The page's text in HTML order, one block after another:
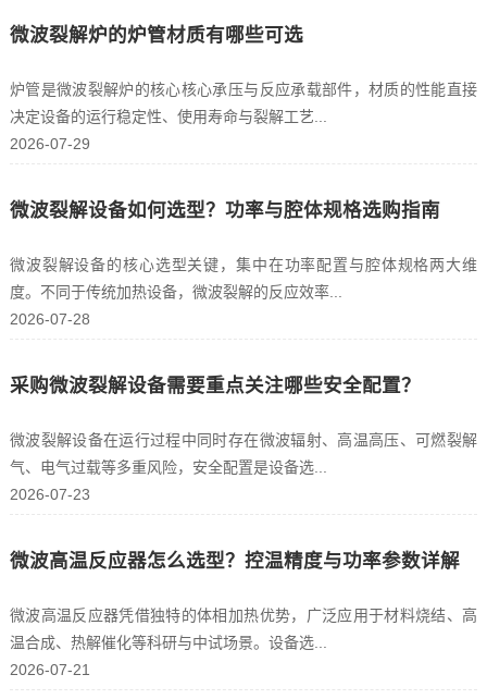
微波裂解炉的炉管材质有哪些可选
炉管是微波裂解炉的核心核心承压与反应承载部件，材质的性能直接
决定设备的运行稳定性、使用寿命与裂解工艺...
2026-07-29
微波裂解设备如何选型？功率与腔体规格选购指南
微波裂解设备的核心选型关键，集中在功率配置与腔体规格两大维
度。不同于传统加热设备，微波裂解的反应效率...
2026-07-28
采购微波裂解设备需要重点关注哪些安全配置？
微波裂解设备在运行过程中同时存在微波辐射、高温高压、可燃裂解
气、电气过载等多重风险，安全配置是设备选...
2026-07-23
微波高温反应器怎么选型？控温精度与功率参数详解
微波高温反应器凭借独特的体相加热优势，广泛应用于材料烧结、高
温合成、热解催化等科研与中试场景。设备选...
2026-07-21